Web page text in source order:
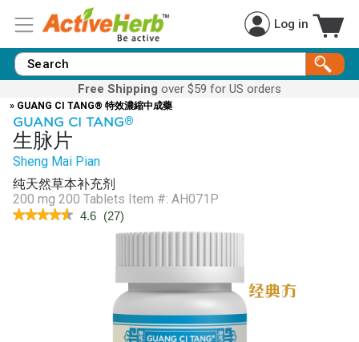
Log in
Free Shipping over $59 for US orders
» GUANG CI TANG® 特效濃縮中成藥
GUANG CI TANG®
生脉片
Sheng Mai Pian
纯天然草本补充剂
200 mg 200 Tablets Item #: AH071P
★★★★★
★★★★★ 4.6 (27)